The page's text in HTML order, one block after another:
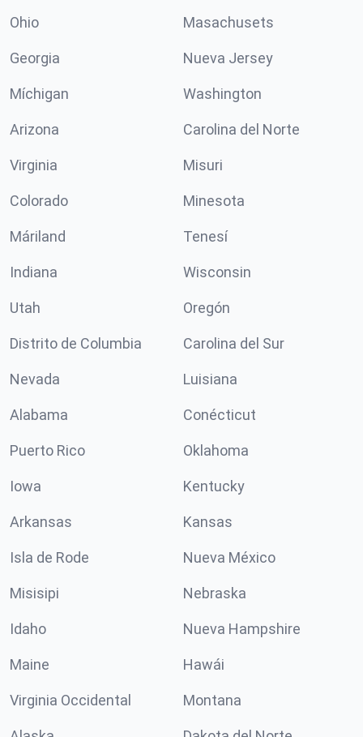
Ohio Masachusets
Georgia Nueva Jersey
Míchigan Washington
Arizona Carolina del Norte
Virginia Misuri
Colorado Minesota
Máriland Tenesí
Indiana Wisconsin
Utah Oregón
Distrito de Columbia Carolina del Sur
Nevada Luisiana
Alabama Conécticut
Puerto Rico Oklahoma
Iowa Kentucky
Arkansas Kansas
Isla de Rode Nueva México
Misisipi Nebraska
Idaho Nueva Hampshire
Maine Hawái
Virginia Occidental Montana